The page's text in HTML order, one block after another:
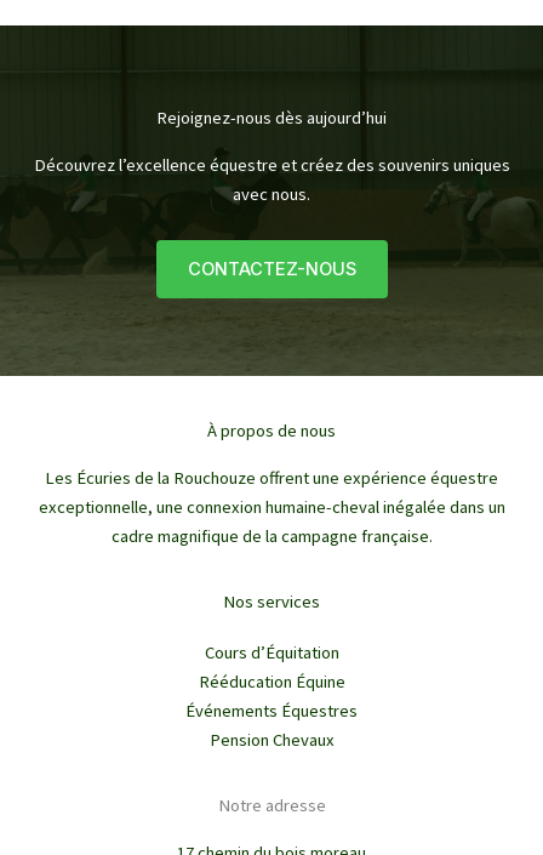
Rejoignez-nous dès aujourd’hui
Découvrez l’excellence équestre et créez des souvenirs uniques
avec nous.
CONTACTEZ-NOUS
À propos de nous
Les Écuries de la Rouchouze offrent une expérience équestre
exceptionnelle, une connexion humaine-cheval inégalée dans un
cadre magnifique de la campagne française.
Nos services
Cours d’Équitation
Rééducation Équine
Événements Équestres
Pension Chevaux
Notre adresse